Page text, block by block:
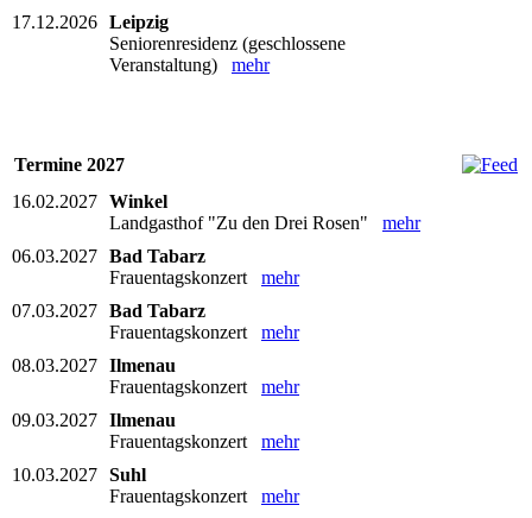
17.12.2026 Leipzig
Seniorenresidenz (geschlossene
Veranstaltung) mehr
Termine 2027
16.02.2027 Winkel
Landgasthof "Zu den Drei Rosen" mehr
06.03.2027 Bad Tabarz
Frauentagskonzert mehr
07.03.2027 Bad Tabarz
Frauentagskonzert mehr
08.03.2027 Ilmenau
Frauentagskonzert mehr
09.03.2027 Ilmenau
Frauentagskonzert mehr
10.03.2027 Suhl
Frauentagskonzert mehr